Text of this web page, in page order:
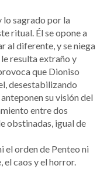
lo sagrado por la
ritual. Él se opone a
al diferente, y se niega
resulta extraño y
que Dioniso
desestabilizando
su visión del
entre dos
obstinadas, igual de
el orden de Penteo ni
el caos y el horror.